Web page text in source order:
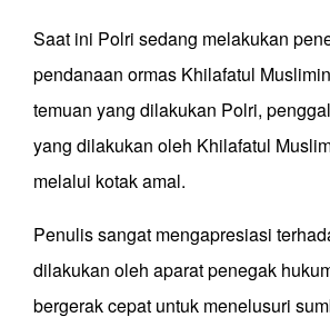
Saat ini Polri sedang melakukan
pendanaan ormas Khilafatul
temuan yang dilakukan Polri,
yang dilakukan oleh Khilafatul
melalui kotak amal.
Penulis sangat mengapresiasi
dilakukan oleh aparat penegak
bergerak cepat untuk menelusuri